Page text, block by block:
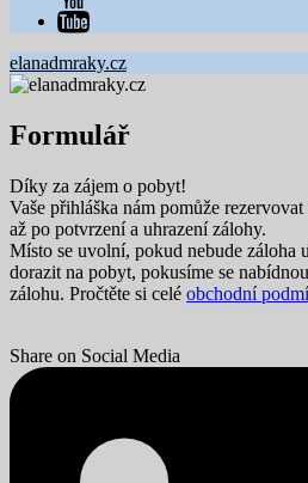
elanadmraky.cz
Formulář
Díky za zájem o pobyt!
Vaše přihláška nám pomůže
až po potvrzení a uhrazení zálohy.
Místo se uvolní, pokud nebude záloha
dorazit na pobyt, pokusíme se
zálohu. Pročtěte si celé obchodní
Share on Social Media